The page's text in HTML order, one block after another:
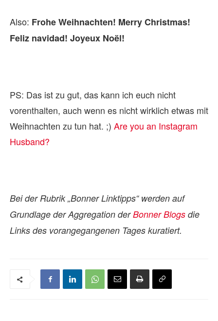
Also: Frohe Weihnachten! Merry Christmas!
Feliz navidad! Joyeux Noël!
PS: Das ist zu gut, das kann ich euch nicht
vorenthalten, auch wenn es nicht wirklich etwas mit
Weihnachten zu tun hat. ;) Are you an Instagram
Husband?
Bei der Rubrik „Bonner Linktipps“ werden auf
Grundlage der Aggregation derBonner Blogs die
Links des vorangegangenen Tages kuratiert.